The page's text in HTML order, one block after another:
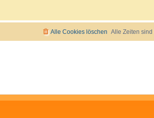
Alle Zeiten sind
Alle Cookies löschen